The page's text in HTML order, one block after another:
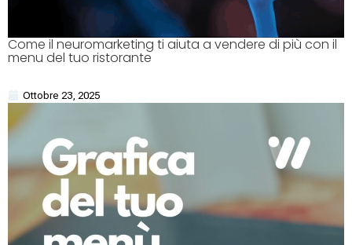
Come il neuromarketing ti aiuta a vendere di più con il
menu del tuo ristorante
Ottobre 23, 2025